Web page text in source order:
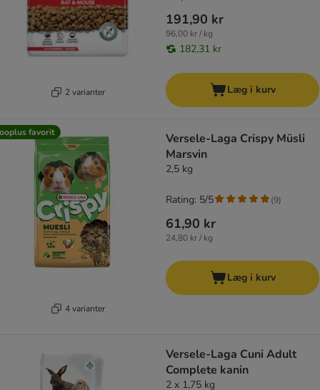
2 varianter
191,90 kr
96,00 kr / kg
182,31 kr
Læg i kurv
favorit
4 varianter
Versele-Laga Crispy Müsli
Marsvin
2,5 kg
61,90 kr
24,80 kr / kg
Rating: 5/5 (9)
Læg i kurv
Versele-Laga Cuni Adult
Complete kanin
2 x 1,75 kg